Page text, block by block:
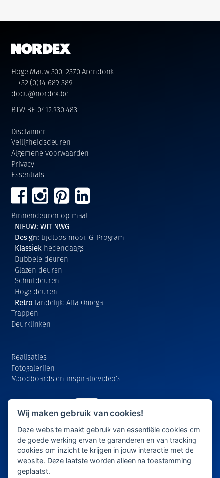
Hoge Mauw 300, 2370 Arendonk
T. +32 (0)14 689 389
docu@nordex.be
BTW BE 0412.930.483
Disclaimer
Veiligheidsdeuren
Algemene voorwaarden
Privacy
Essentials
Binnendeuren op maat
NIEUW: WIT NWG
Design: tijdloos mooi: G-Program
Klassiek hedendaags
Dubbele deuren
Glazen deuren
Schuifdeuren
Hoge deuren
Retro landelijk: Alfa Omega
Trappen
Deurklinken
Realisaties
Fotogalerijen
Moodboards en inspiratievideo’s
Wij maken gebruik van cookies!
Deze website maakt gebruik van essentiële cookies om
de goede werking ervan te garanderen en van tracking
cookies om inzicht te krijgen in jouw interactie met de
website. Deze laatste worden alleen na toestemming
geplaatst.